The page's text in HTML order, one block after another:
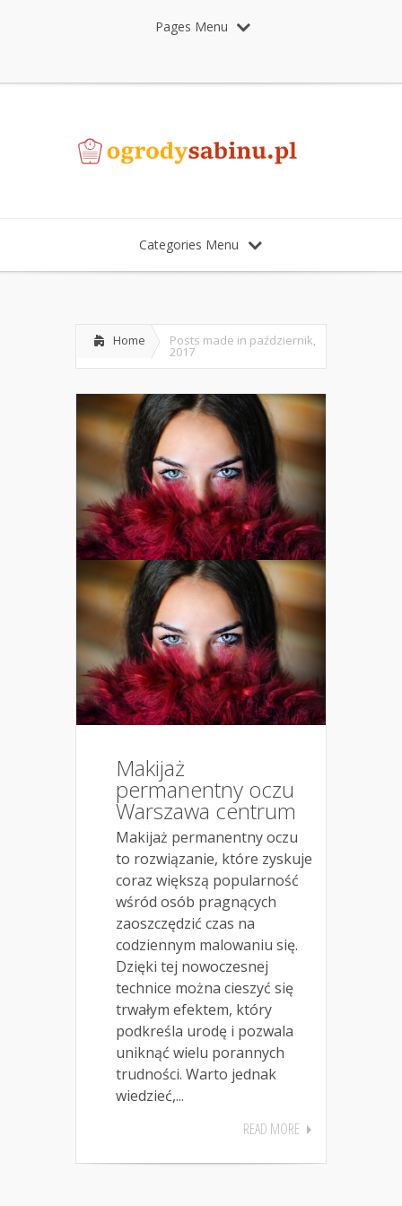
Pages Menu
Categories Menu
Home Posts made in październik,
2017
Makijaż
permanentny oczu
Warszawa centrum
Makijaż permanentny oczu
to rozwiązanie, które zyskuje
coraz większą popularność
wśród osób pragnących
zaoszczędzić czas na
codziennym malowaniu się.
Dzięki tej nowoczesnej
technice można cieszyć się
trwałym efektem, który
podkreśla urodę i pozwala
uniknąć wielu porannych
trudności. Warto jednak
wiedzieć,...
READ MORE